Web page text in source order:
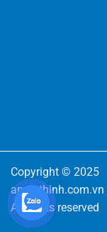
Copyright © 2025
angiathinh.com.vn
All rights reserved